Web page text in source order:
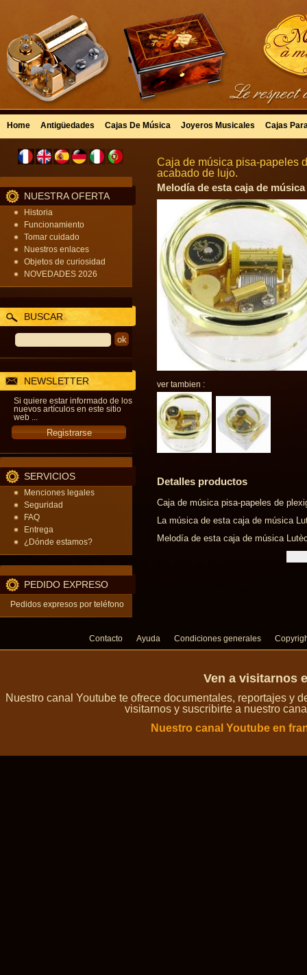
Home Antigüedades Cajas De Música Joyeros Musicales Cajas
NUESTRA OFERTA
Historia
Funcionamiento
Tomar cuidado
Nuestros enlaces
Objetos de curiosidad
NOVEDADES 2026
BUSCAR
NEWSLETTER
Si quiere estar informado de los
nuevos artículos en este sitio
web ...
SERVICIOS
Menciones legales
Seguridad
FAQ
Entrega
¿Dónde estamos?
PEDIDO EXPRESO
Pedidos expresos por teléfono
Caja de música pisa-papeles
acabado de lujo.
Melodía de esta caja de
ver tambien :
Detalles productos
Caja de música pisa-papeles de
La música de esta caja de música
Melodía de esta caja de música
Contacto Ayuda Condiciones generales
Ven a visitarnos
Nuestro canal Youtube te ofrece documentales, reportajes y
visitarnos y suscribirte a nuestro
Nuestro canal Youtube en